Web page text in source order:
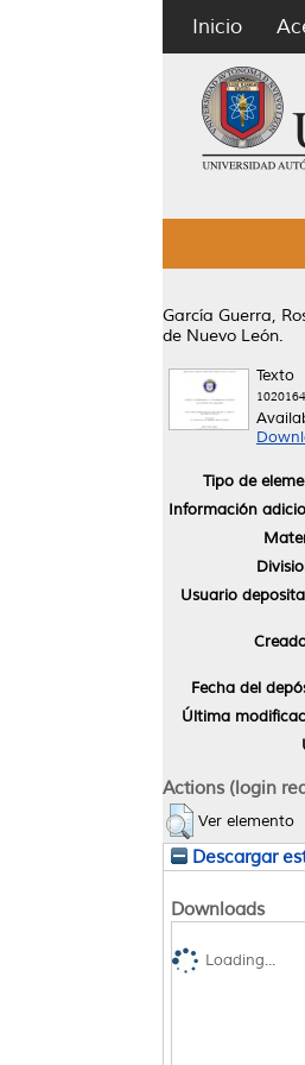
Inicio
García Guerra,
de Nuevo León.
Texto
Tipo de
Información
Usuario
Fecha del
Última
Actions (login
Ver elemento
Descargar
Downloads
Loading...